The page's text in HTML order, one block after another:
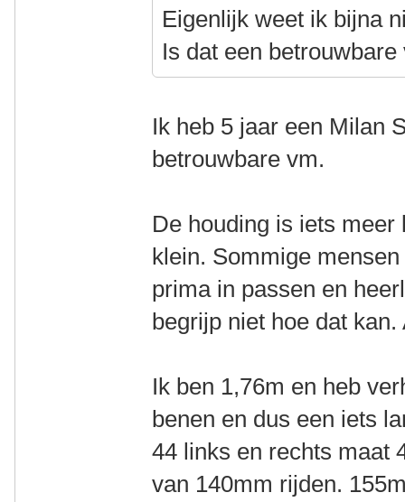
Eigenlijk weet ik bijna
Is dat een betrouwbare
Ik heb 5 jaar een Milan
betrouwbare vm.
De houding is iets
klein. Sommige
prima in passen en
begrijp niet hoe dat
Ik ben 1,76m en heb
benen en dus een iets
44 links en rechts maat
van 140mm rijden.